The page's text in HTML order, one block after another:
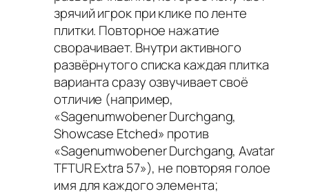
зрячий игрок при клике по ленте
плитки. Повторное нажатие
сворачивает. Внутри активного
развёрнутого списка каждая плитка
варианта сразу озвучивает своё
отличие (например,
«Sagenumwobener Durchgang,
Showcase Etched» против
«Sagenumwobener Durchgang, Avatar
TFTUR Extra 57»), не повторяя голое
имя для каждого элемента;